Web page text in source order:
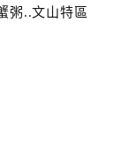
粥..文山特區